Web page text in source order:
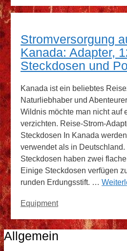
Stromversorgung
Kanada: Adapter,
Steckdosen und
Kanada ist ein beliebtes
Naturliebhaber und
Wildnis möchte man nicht auf
verzichten. Reise-Strom-
Steckdosen In Kanada
verwendet als in Deutschland.
Steckdosen haben zwei
Einige Steckdosen verfügen
runden Erdungsstift. …
Kategorien
Equipment
Allgemein